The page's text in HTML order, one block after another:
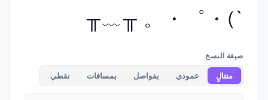
`)・゜・。 ╥﹏╥
صيغة النسخ
متتالٍ عمودي بفواصل بمسافات نقطي